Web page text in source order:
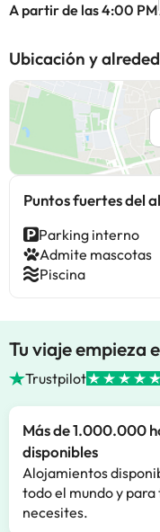
A partir de las 4:00 PM
Ubicación y
Puntos fuertes del
Parking interno
Admite mascotas
Piscina
Tu viaje empieza
Trustpilot
Más de 1.000.000
disponibles
Alojamientos
todo el mundo y para
necesites.